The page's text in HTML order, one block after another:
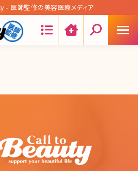
- 医師監修の美容医療メディア